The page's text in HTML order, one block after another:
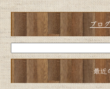
ブロ
最近